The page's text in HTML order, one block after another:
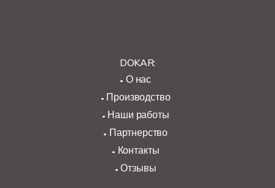
DOKAR:
О нас
Производство
Наши работы
Партнерство
Контакты
Отзывы